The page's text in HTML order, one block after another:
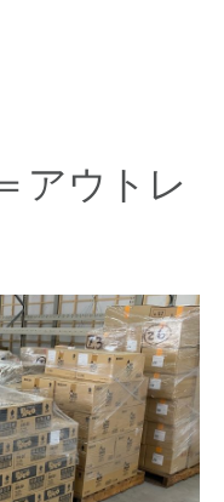
アウトレ